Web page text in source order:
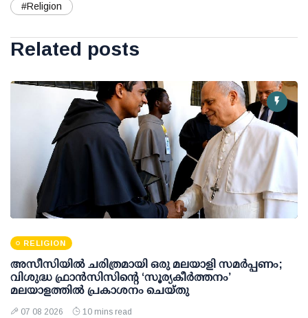
#Religion
Related posts
RELIGION
അസീസിയിൽ ചരിത്രമായി ഒരു മലയാളി സമർപ്പണം;
വിശുദ്ധ ഫ്രാൻസിസിന്റെ ‘സൂര്യകീർത്തനം’
മലയാളത്തിൽ പ്രകാശനം ചെയ്തു
07 08 2026 10 mins read